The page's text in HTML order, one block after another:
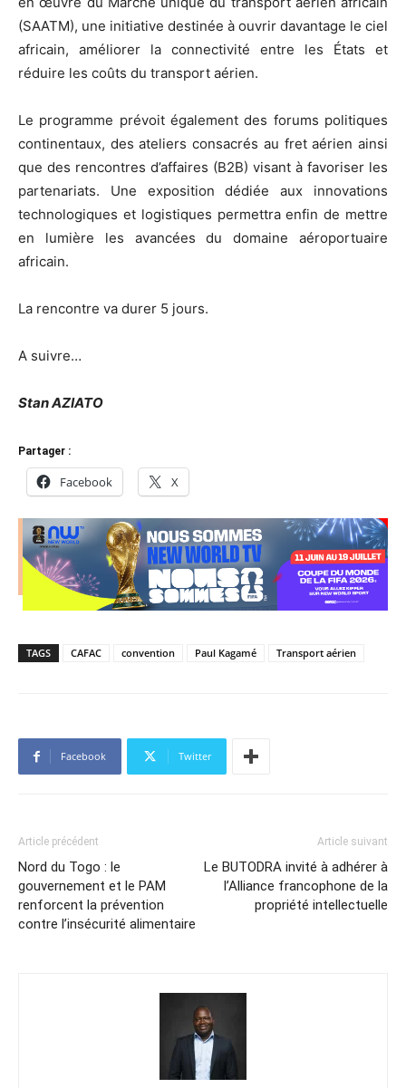
(SAATM), une initiative destinée à ouvrir davantage le ciel
africain, améliorer la connectivité entre les États et
réduire les coûts du transport aérien.
Le programme prévoit également des forums politiques
continentaux, des ateliers consacrés au fret aérien ainsi
que des rencontres d’affaires (B2B) visant à favoriser les
partenariats. Une exposition dédiée aux innovations
technologiques et logistiques permettra enfin de mettre
en lumière les avancées du domaine aéroportuaire
africain.
La rencontre va durer 5 jours.
A suivre…
Stan AZIATO
Partager :
Facebook X
TAGS CAFAC convention Paul Kagamé Transport aérien
Facebook Twitter
Article précédent
Nord du Togo : le
gouvernement et le PAM
renforcent la prévention
contre l’insécurité alimentaire
Article suivant
Le BUTODRA invité à adhérer à
l’Alliance francophone de la
propriété intellectuelle